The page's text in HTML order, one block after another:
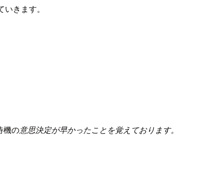
きます。
機の意思決定が早かったことを覚えております。